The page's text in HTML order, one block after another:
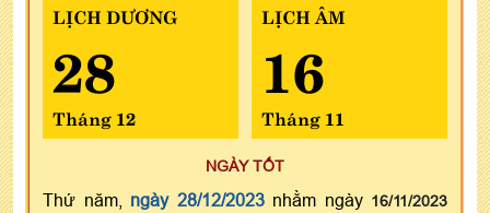
LỊCH DƯƠNG
28
Tháng 12
LỊCH ÂM
16
Tháng 11
NGÀY TỐT
Thứ năm, ngày 28/12/2023nhằm ngày 16/11/2023